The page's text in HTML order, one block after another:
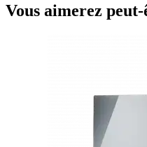
Vous aimerez peut-